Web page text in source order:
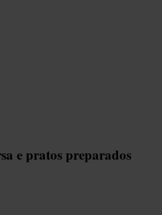
e pratos preparados